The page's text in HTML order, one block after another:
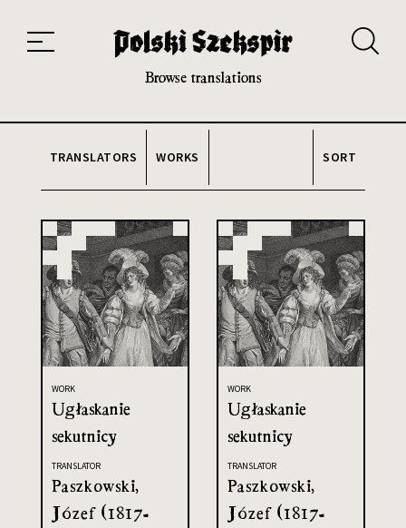
20th and 21st century module
Browse translations
TRANSLATORS WORKS SORT
WORK
Ugłaskanie
sekutnicy
TRANSLATOR
Paszkowski,
Józef (1817-
WORK
Ugłaskanie
sekutnicy
TRANSLATOR
Paszkowski,
Józef (1817-